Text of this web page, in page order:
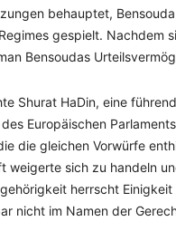
behauptet,
gespielt. Nachdem
Bensoudas
Shurat HaDin, eine
Europäischen
die gleichen Vorwürfe
weigerte sich zu handeln
herrscht
nicht im Namen der